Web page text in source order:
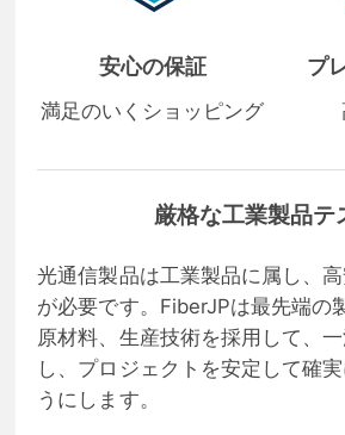
安心の保証
満足のいくショッピング
プ
厳格な工業製品テ
光通信製品は工業製品に属し、
が必要です。FiberJPは最先端の
原材料、生産技術を採用して、
し、プロジェクトを安定して確
うにします。